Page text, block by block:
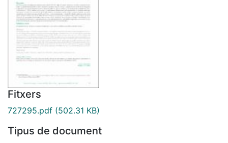
Fitxers
727295.pdf (502.31 KB)
Tipus de document